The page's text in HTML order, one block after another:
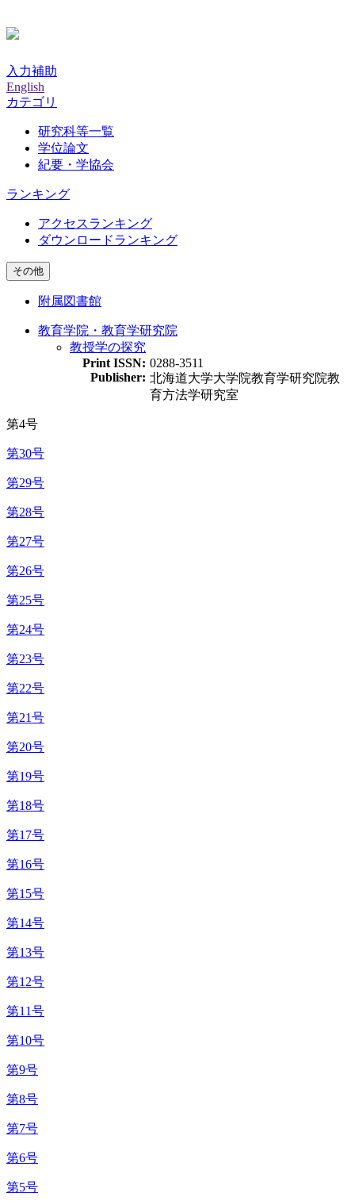
入力補助
English
カテゴリ
研究科等一覧
学位論文
紀要・学協会
ランキング
アクセスランキング
ダウンロードランキング
その他
附属図書館
教育学院・教育学研究院
教授学の探究
Print ISSN: 0288-3511
Publisher: 北海道大学大学院教育学研究院教
育方法学研究室
第4号
第30号
第29号
第28号
第27号
第26号
第25号
第24号
第23号
第22号
第21号
第20号
第19号
第18号
第17号
第16号
第15号
第14号
第13号
第12号
第11号
第10号
第9号
第8号
第7号
第6号
第5号